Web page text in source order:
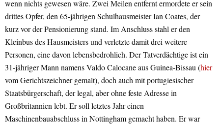
wenn nichts gewesen wäre. Zwei Meilen entfernt ermordete er sein
drittes Opfer, den 65-jährigen Schulhausmeister Ian Coates, der
kurz vor der Pensionierung stand. Im Anschluss stahl er den
Kleinbus des Hausmeisters und verletzte damit drei weitere
Personen, eine davon lebensbedrohlich. Der Tatverdächtige ist ein
31-jähriger Mann namens Valdo Calocane aus Guinea-Bissau (hier
vom Gerichtszeichner gemalt), doch auch mit portugiesischer
Staatsbürgerschaft, der legal, aber ohne feste Adresse in
Großbritannien lebt. Er soll letztes Jahr einen
Maschinenbauabschluss in Nottingham gemacht haben. Er war